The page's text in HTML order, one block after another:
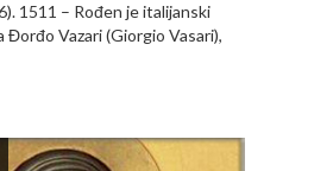
1511 – Rođen je italijanski
Đorđo Vazari (Giorgio Vasari),